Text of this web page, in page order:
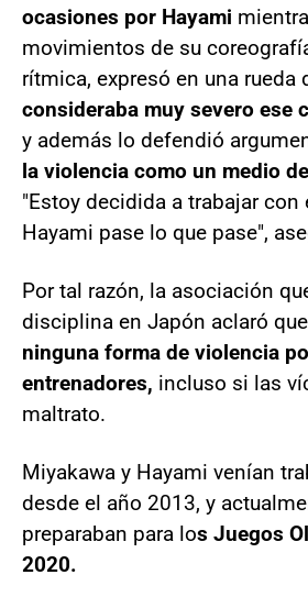
ocasiones por Hayami
movimientos de su
rítmica, expresó en una rueda
consideraba muy severo ese
y además lo defendió
la violencia como un medio
"Estoy decidida a trabajar con
Hayami pase lo que pase",
Por tal razón, la asociación
disciplina en Japón aclaró que
ninguna forma de violencia
entrenadores, incluso si las
maltrato.
Miyakawa y Hayami venían
desde el año 2013, y
preparaban para los Juegos
2020.